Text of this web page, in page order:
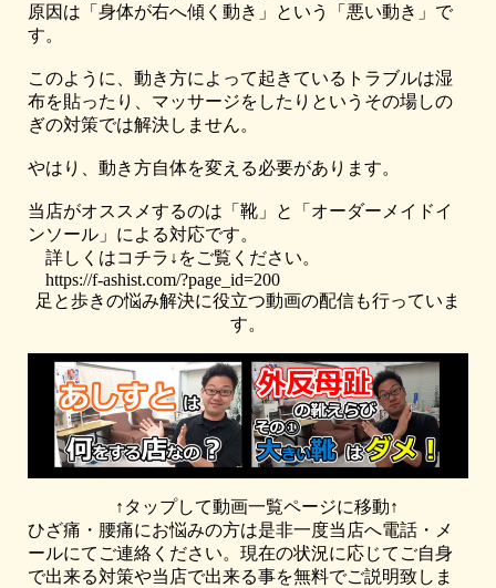
原因は「身体が右へ傾く動き」という「悪い動き」で
す。
このように、動き方によって起きているトラブルは湿
布を貼ったり、マッサージをしたりというその場しの
ぎの対策では解決しません。
やはり、動き方自体を変える必要があります。
当店がオススメするのは「靴」と「オーダーメイドイ
ンソール」による対応です。
詳しくはコチラ↓をご覧ください。
https://f-ashist.com/?page_id=200
足と歩きの悩み解決に役立つ動画の配信も行っていま
す。
↑タップして動画一覧ページに移動↑
ひざ痛・腰痛にお悩みの方は是非一度当店へ電話・メ
ールにてご連絡ください。現在の状況に応じてご自身
で出来る対策や当店で出来る事を無料でご説明致しま